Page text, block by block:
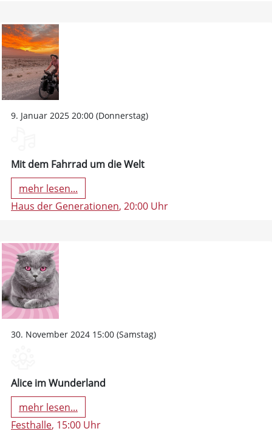
9. Januar 2025 20:00 (Donnerstag)
Mit dem Fahrrad um die Welt
mehr lesen...
Haus der Generationen, 20:00 Uhr
30. November 2024 15:00 (Samstag)
Alice im Wunderland
mehr lesen...
Festhalle, 15:00 Uhr